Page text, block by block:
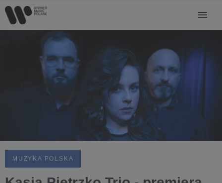
MUZYKA POLSKA